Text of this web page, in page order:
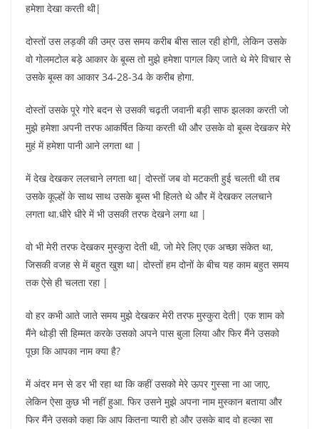
हमेशा देखा करती थी|
दोस्तों उस लड़की की उम्र उस समय करीब बीस साल रही होगी, लेकिन उसके
वो गोलमटोल बड़े आकार के बूब्स तो मुझे हमेशा पागल किए जाते थे मेरे विचार से
उसके बूब्स का आकार 34-28-34 के करीब होगा.
दोस्तों उसके पूरे गोरे बदन से उसकी चढ़ती जवानी बड़ी साफ झलका करती जो
मुझे हमेशा अपनी तरफ आकर्षित किया करती थी और उसके वो बूब्स देखकर मेरे
मुहं में हमेशा पानी आने लगता था |
में देख देखकर ललचाने लगता था| दोस्तों जब वो मटकती हुई चलती थी तब
उसके कूल्हों के साथ साथ उसके बूब्स भी हिलते थे और में देखकर ललचाने
लगता था.धीरे धीरे में भी उसकी तरफ देखने लगा था |
वो भी मेरी तरफ देखकर मुस्कुरा देती थी, जो मेरे लिए एक अच्छा संकेत था,
जिसकी वजह से में बहुत खुश था| दोस्तों हम दोनों के बीच यह काम बहुत समय
तक ऐसे ही चलता रहा |
वो हर कभी आते जाते समय मुझे देखकर मेरी तरफ मुस्कुरा देती| एक शाम को
मैंने थोड़ी सी हिम्मत करके उसको अपने पास बुला लिया और फिर मैंने उसको
पूछा कि आपका नाम क्या है?
में अंदर मन से डर भी रहा था कि कहीं उसको मेरे ऊपर गुस्सा ना आ जाए,
लेकिन ऐसा कुछ भी नहीं हुआ. फिर उसने मुझे अपना नाम मुस्कान बताया और
फिर मैंने उसको कहा कि आप कितना प्यारी हो और उसके बाद वो हल्का सा